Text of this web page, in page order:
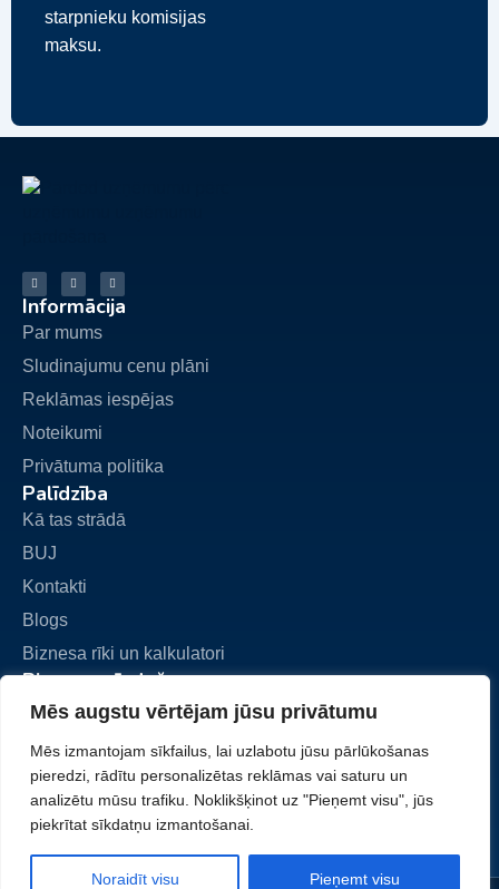
Mēs augstu vērtējam jūsu privātumu
Mēs izmantojam sīkfailus, lai uzlabotu jūsu pārlūkošanas
pieredzi, rādītu personalizētas reklāmas vai saturu un
analizētu mūsu trafiku. Noklikšķinot uz "Pieņemt visu", jūs
piekrītat sīkdatņu izmantošanai.
Noraidīt visu Pieņemt visu
starpnieku komisijas
maksu.
Informācija
Par mums
Sludinajumu cenu plāni
Reklāmas iespējas
Noteikumi
Privātuma politika
Palīdzība
Kā tas strādā
BUJ
Kontakti
Blogs
Biznesa rīki un kalkulatori
Biznesa pārdošana
Pievienot sludinājumu
Mans konts